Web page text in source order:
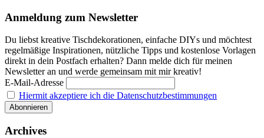
Anmeldung zum Newsletter
Du liebst kreative Tischdekorationen, einfache DIYs und möchtest
regelmäßige Inspirationen, nützliche Tipps und kostenlose Vorlagen
direkt in dein Postfach erhalten? Dann melde dich für meinen
Newsletter an und werde gemeinsam mit mir kreativ!
E-Mail-Adresse
Hiermit akzeptiere ich die Datenschutzbestimmungen
Archives